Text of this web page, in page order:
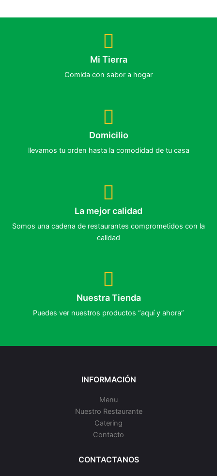
Mi Tierra
Comida con sabor a hogar
Domicilio
llevamos tu orden hasta la comodidad de tu casa
La mejor calidad
Somos una cadena de restaurantes comprometidos con la
calidad
Nuestra Tienda
Puedes ver nuestros productos “aquí y ahora”
INFORMACIÓN
Menu
Nuestro Restaurante
Catering
Contacto
CONTACTANOS